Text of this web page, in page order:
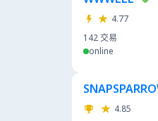
4.77
142交易
online
4.85